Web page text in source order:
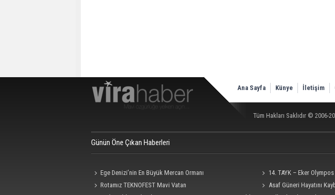
Ana Sayfa Künye İletişim
Tüm Hakları Saklıdır © 2006-
Günün Öne Çıkan Haberleri
Ege Denizi’nin En Büyük Mercan Ormanı 14. TAYK – Eker
Rotamız TEKNOFEST Mavi Vatan
Asaf Güneri Hayatını